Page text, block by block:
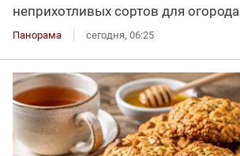
неприхотливых сортов для огорода
Панорама сегодня, 06:25